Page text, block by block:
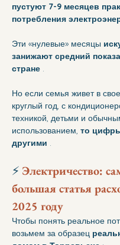
пустуют 7-9 месяцев
потребления
Эти «нулевые» месяцы
занижают средний
стране .
Но если семья живет в
круглый год, с
техникой, детьми и
использованием, то
другими .
⚡ Электричество:
большая статья
2025 году
Чтобы понять реальное
возьмем за образец